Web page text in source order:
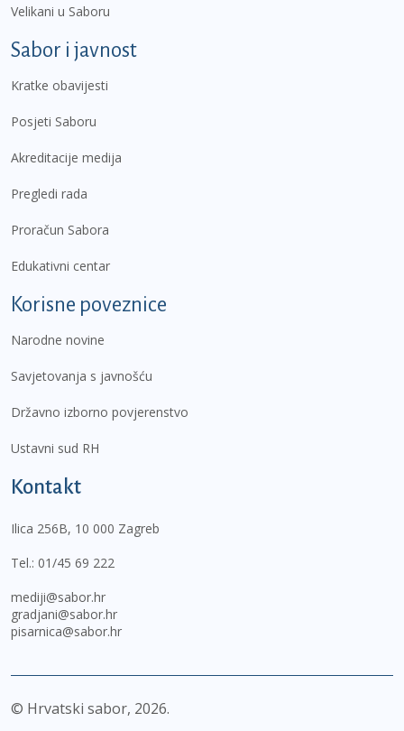
Velikani u Saboru
Sabor i javnost
Kratke obavijesti
Posjeti Saboru
Akreditacije medija
Pregledi rada
Proračun Sabora
Edukativni centar
Korisne poveznice
Narodne novine
Savjetovanja s javnošću
Državno izborno povjerenstvo
Ustavni sud RH
Kontakt
Ilica 256B, 10 000 Zagreb
Tel.: 01/45 69 222
mediji@sabor.hr
gradjani@sabor.hr
pisarnica@sabor.hr
© Hrvatski sabor, 2026